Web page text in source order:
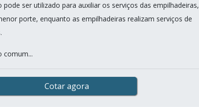
pode ser utilizado para auxiliar os serviços das empilhadeiras,
porte, enquanto as empilhadeiras realizam serviços de
comum...
Cotar agora